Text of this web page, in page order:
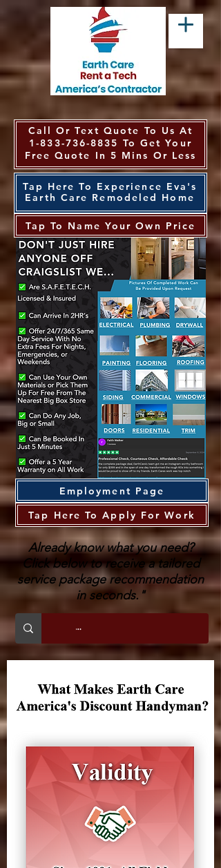
Call Or Text Quote To Us At
1-833-736-8835 To Get Your
Free Quote In 5 Mins Or Less
Tap Here To Experience Eva's
Earth Care Remodeled Home
Tap To Name Your Own Price
Employment Page
Tap Here To Apply For Work
Already know what you need?
Click below to receive a tailored
service package recommendation
in seconds."